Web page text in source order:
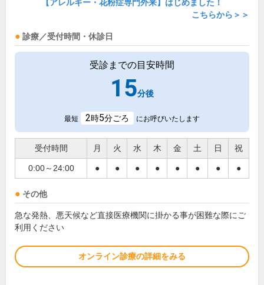
【アレルギー・花粉症専門外来】はじめました！
こちらから＞＞
診療／受付時間・休診日
受診までの目安時間
15分後
最短 2時5分ごろ にお呼びいたします
受付時間 月 火 水 木 金 土 日 祝
0:00～24:00 ● ● ● ● ● ● ● ●
その他
急な発熱、悪天候など直接医療機関に掛かる事が困難な際にご
利用ください
オンライン診療の詳細をみる